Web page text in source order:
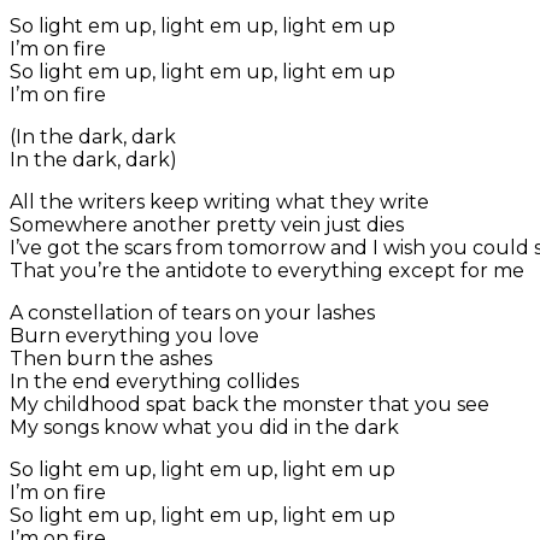
So light em up, light em up, light em up
I’m on fire
So light em up, light em up, light em up
I’m on fire
(In the dark, dark
In the dark, dark)
All the writers keep writing what they write
Somewhere another pretty vein just dies
I’ve got the scars from tomorrow and I wish you could
That you’re the antidote to everything except for me
A constellation of tears on your lashes
Burn everything you love
Then burn the ashes
In the end everything collides
My childhood spat back the monster that you see
My songs know what you did in the dark
So light em up, light em up, light em up
I’m on fire
So light em up, light em up, light em up